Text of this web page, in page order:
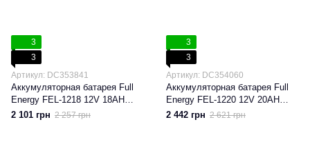
3
3
Артикул: DC353841
Аккумуляторная батарея Full
Energy FEL-1218 12V 18AH
GEL
2 101 грн 2 257 грн
3
3
Артикул: DC354060
Аккумуляторная батарея Full
Energy FEL-1220 12V 20AH
GEL
2 442 грн 2 621 грн